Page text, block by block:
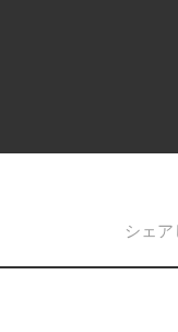
シェ